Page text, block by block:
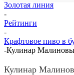
Золотая линия
-
Рейтинги
-
Крафтовое пиво в
-Кулинар
Кулинар